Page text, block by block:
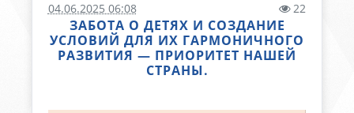
04.06.2025 06:08 22
ЗАБОТА О ДЕТЯХ И СОЗДАНИЕ
УСЛОВИЙ ДЛЯ ИХ ГАРМОНИЧНОГО
РАЗВИТИЯ — ПРИОРИТЕТ НАШЕЙ
СТРАНЫ.